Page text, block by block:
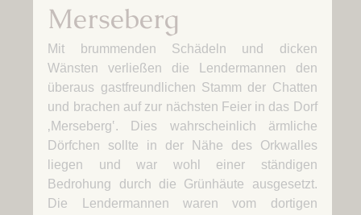
Merseberg
Mit brummenden Schädeln und dicken
Wänsten verließen die Lendermannen den
überaus gastfreundlichen Stamm der Chatten
und brachen auf zur nächsten Feier in das Dorf
‚Merseberg‛. Dies wahrscheinlich ärmliche
Dörfchen sollte in der Nähe des Orkwalles
liegen und war wohl einer ständigen
Bedrohung durch die Grünhäute ausgesetzt.
Die Lendermannen waren vom dortigen